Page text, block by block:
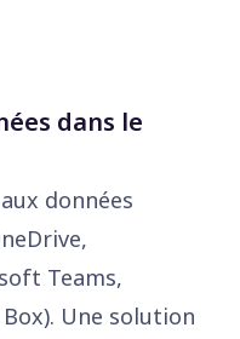
dans le
données
Teams,
Une solution